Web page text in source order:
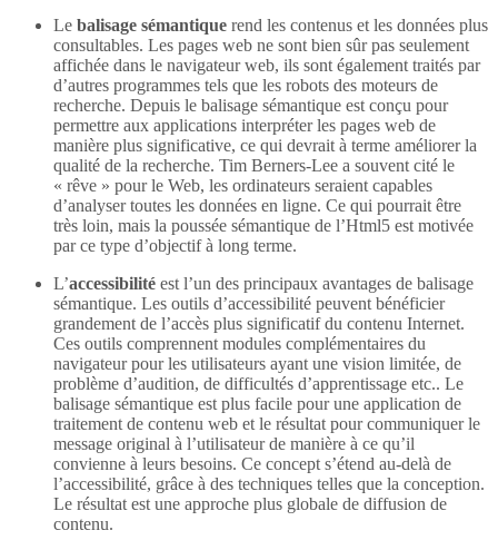
Le balisage sémantique rend les contenus et les données plus
consultables. Les pages web ne sont bien sûr pas seulement
affichée dans le navigateur web, ils sont également traités par
d’autres programmes tels que les robots des moteurs de
recherche. Depuis le balisage sémantique est conçu pour
permettre aux applications interpréter les pages web de
manière plus significative, ce qui devrait à terme améliorer la
qualité de la recherche. Tim Berners-Lee a souvent cité le
« rêve » pour le Web, les ordinateurs seraient capables
d’analyser toutes les données en ligne. Ce qui pourrait être
très loin, mais la poussée sémantique de l’Html5 est motivée
par ce type d’objectif à long terme.
L’accessibilité est l’un des principaux avantages de balisage
sémantique. Les outils d’accessibilité peuvent bénéficier
grandement de l’accès plus significatif du contenu Internet.
Ces outils comprennent modules complémentaires du
navigateur pour les utilisateurs ayant une vision limitée, de
problème d’audition, de difficultés d’apprentissage etc.. Le
balisage sémantique est plus facile pour une application de
traitement de contenu web et le résultat pour communiquer le
message original à l’utilisateur de manière à ce qu’il
convienne à leurs besoins. Ce concept s’étend au-delà de
l’accessibilité, grâce à des techniques telles que la conception.
Le résultat est une approche plus globale de diffusion de
contenu.